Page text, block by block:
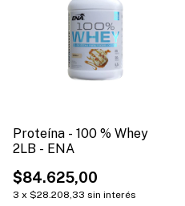
Proteína - 100 % Whey
2LB - ENA
$84.625,00
3 x $28.208,33 sin interés